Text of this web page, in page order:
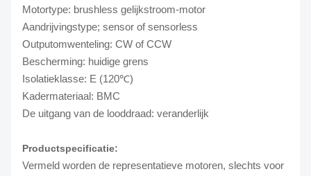
Motortype: brushless gelijkstroom-motor
Aandrijvingstype; sensor of sensorless
Outputomwenteling: CW of CCW
Bescherming: huidige grens
Isolatieklasse: E (120℃)
Kadermateriaal: BMC
De uitgang van de looddraad: veranderlijk
Productspecificatie:
Vermeld worden de representatieve motoren, slechts voor